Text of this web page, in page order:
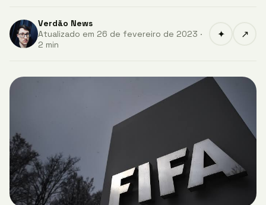
Verdão News
Atualizado em 26 de fevereiro de 2023 ·
2 min
✦ ↗